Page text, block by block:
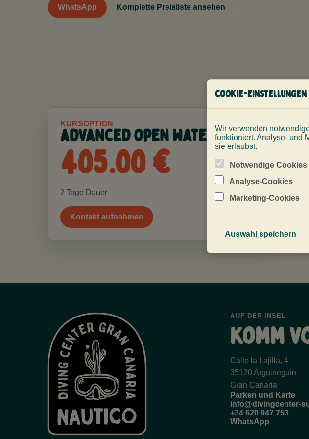
WhatsApp Komplette Preisliste ansehen
KURSOPTION
advanced open water diver
405.00 €
2 Tage Dauer
Kontakt aufnehmen
AUF DER INSEL
Komm
Calle la Lajilla, 4
35120 Arguineguin
Gran Canaria
Parken und Karte
info@divingcenter-
+34 620 947 753
WhatsApp
Cookie-Einstellungen
Wir verwenden
funktioniert. Analyse- und
sie erlaubst.
Notwendige Cookies
Analyse-Cookies
Marketing-Cookies
Auswahl speichern